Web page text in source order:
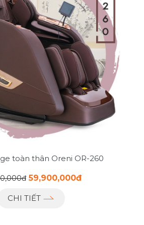
toàn thân Oreni OR-260
59,900,000đ
CHI TIẾT